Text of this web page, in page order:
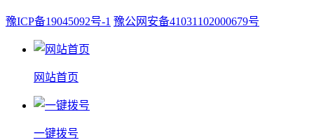
豫ICP备19045092号-1 豫公网安备41031102000679号
网站首页
一键拨号